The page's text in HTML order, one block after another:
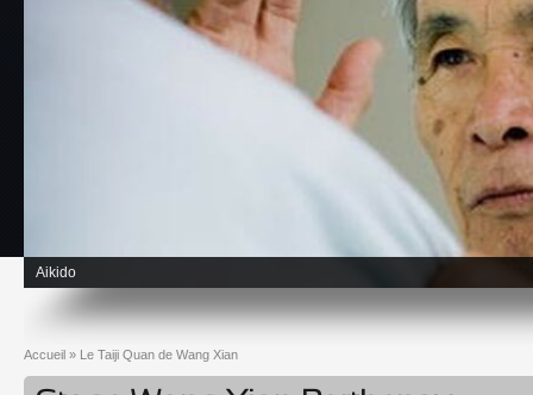
Aikido
Vous êtes ici
Accueil » Le Taiji Quan de Wang Xian